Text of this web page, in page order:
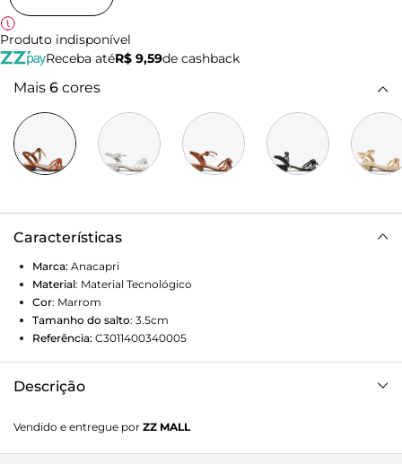
Produto indisponível
Receba atéR$ 9,59de cashback
Mais 6 cores
Características
Marca: Anacapri
Material: Material Tecnológico
Cor: Marrom
Tamanho do salto: 3.5cm
Referência: C3011400340005
Descrição
modelo apresenta trio de tiras bombadas em costura
pesponto aparente sobre os dedos, com arremate em
Vendido e entregue por ZZ MALL